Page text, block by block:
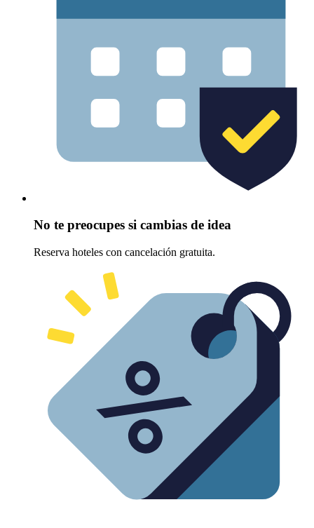
No te preocupes si cambias de idea
Reserva hoteles con cancelación gratuita.